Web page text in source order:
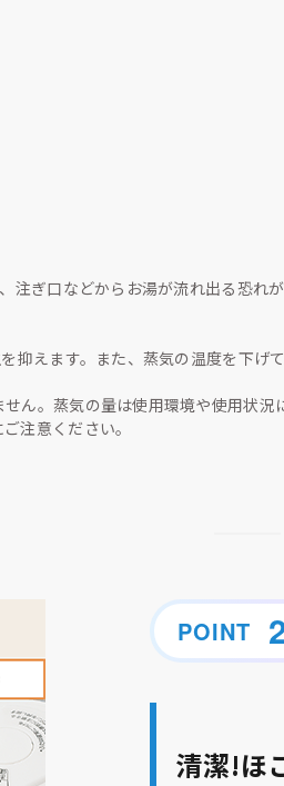
注ぎ口などからお湯が流れ出る恐れ
抑えます。また、蒸気の温度を下げ
ん。蒸気の量は使用環境や使用状況
注意ください。
POINT
清潔!ほ